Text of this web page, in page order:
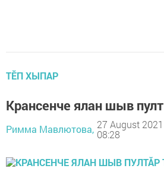
ТӖП ХЫПАР
Крансенче ялан шыв
Римма Мавлютова, 27 August
08:28